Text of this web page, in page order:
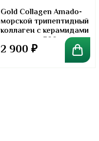
Gold Collagen Amado-
морской трипептидный
коллаген с керамидами
в порошке. 300 грамм
2 900 ₽